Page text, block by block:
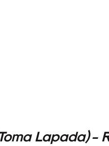
Lapada) -